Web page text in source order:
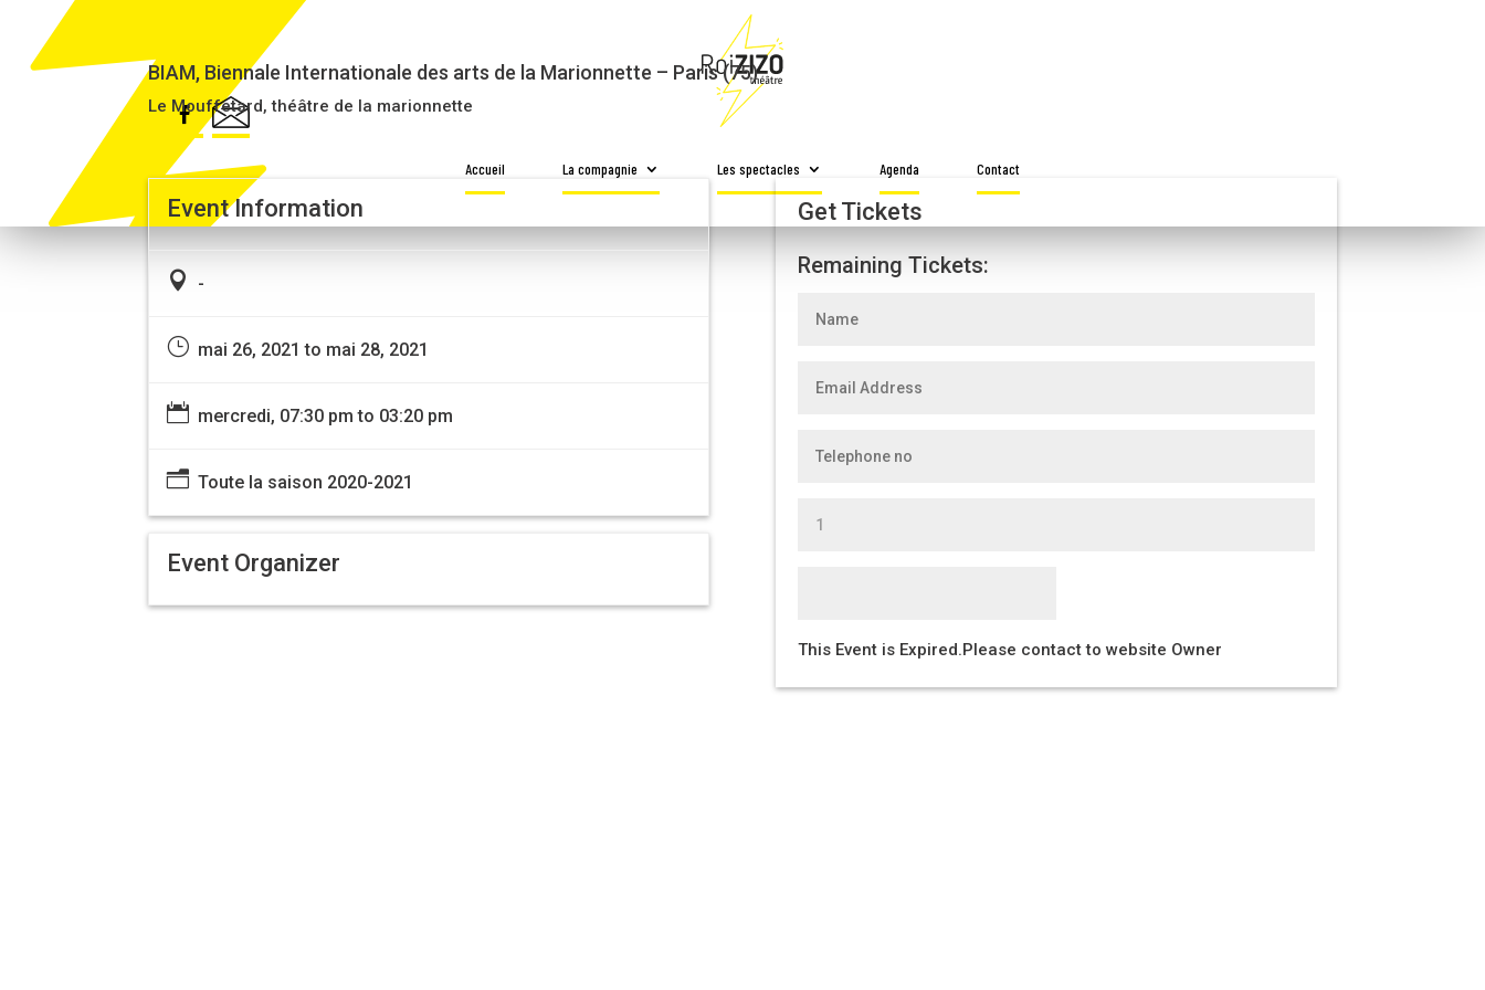
Accueil La compagnie Les spectacles Agenda Contact
CELLE QUI MARCHE LOIN [ANNULÉ]
BIAM, Biennale Internationale des arts de la Marionnette – Paris (75)
Le Mouffetard, théâtre de la marionnette
Event Information
 -
} mai 26, 2021 to mai 28, 2021
 mercredi, 07:30 pm to 03:20 pm
n Toute la saison 2020-2021
Event Organizer
Get Tickets
Remaining Tickets:
This Event is Expired.Please contact to website Owner